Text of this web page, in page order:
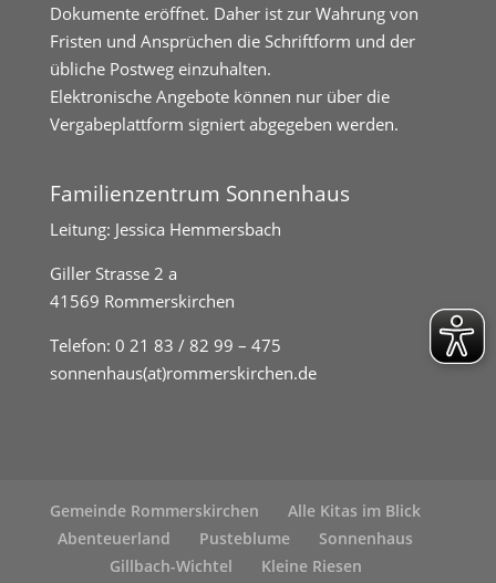
Dokumente eröffnet. Daher ist zur Wahrung von
Fristen und Ansprüchen die Schriftform und der
übliche Postweg einzuhalten.
Elektronische Angebote können nur über die
Vergabeplattform signiert abgegeben werden.
Familienzentrum Sonnenhaus
Leitung: Jessica Hemmersbach
Giller Strasse 2 a
41569 Rommerskirchen
Telefon: 0 21 83 / 82 99 – 475
sonnenhaus(at)rommerskirchen.de
Gemeinde Rommerskirchen
Alle Kitas im Blick
Abenteuerland
Pusteblume
Sonnenhaus
Gillbach-Wichtel
Kleine Riesen